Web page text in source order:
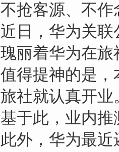
不抢客源、不
近日，华为关
瑰丽着华为在
值得提神的是，
旅社就认真开业
基于此，业内
此外，华为最